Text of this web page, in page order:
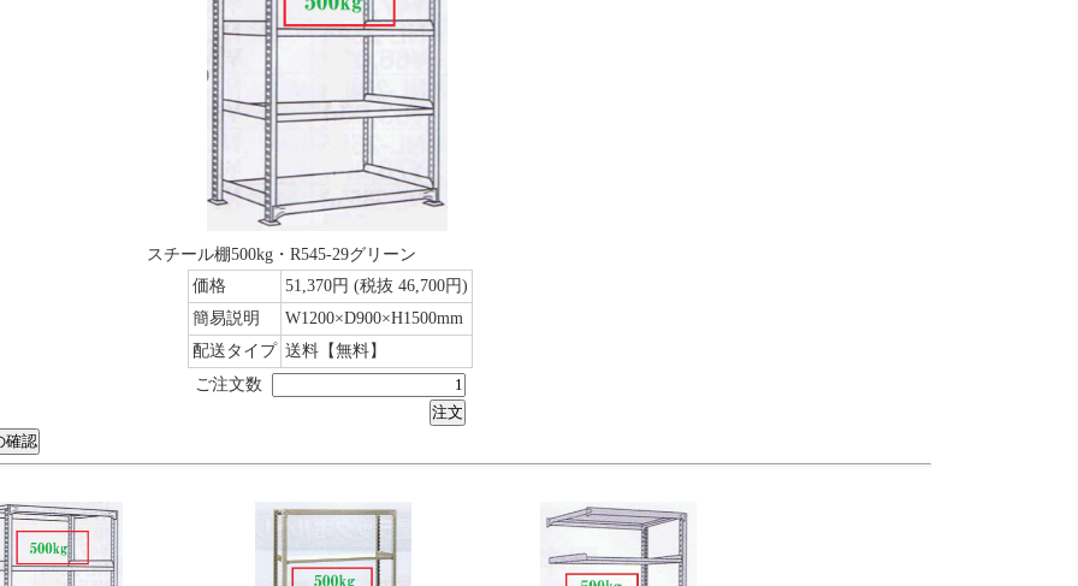
スチール棚500kg・R545-29グリーン
価格
51,370円 (税抜 46,700円)
簡易説明
W1200×D900×H1500mm
配送タイプ 送料【無料】
ご注文数